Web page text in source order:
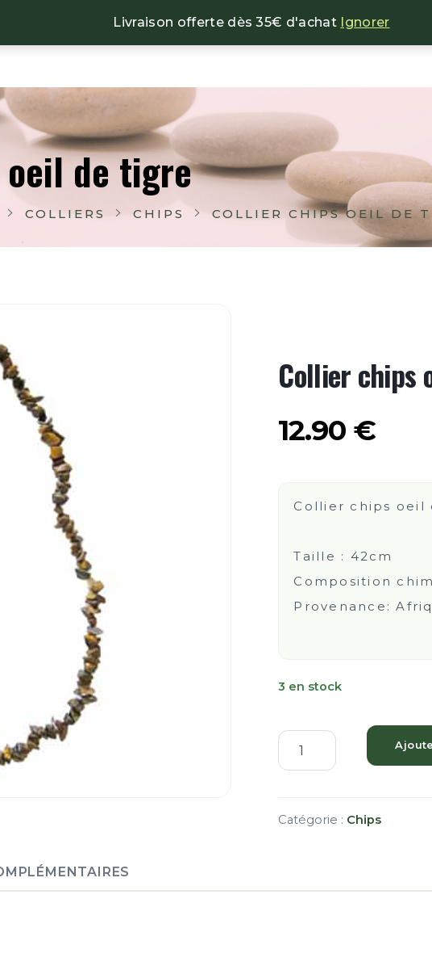
Livraison offerte dès 35€ d'achat Ignorer
COLLIERS CHIPS COLLIER CHIPS OEIL DE
de tigre
Collier chips
12.90 €
Collier chips oeil
Taille : 42cm
Composition
Provenance:
3 en stock
Catégorie : Chips